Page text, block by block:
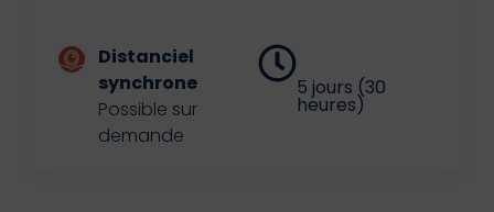
Distanciel
synchrone
Possible sur
demande
5 jours (30
heures)